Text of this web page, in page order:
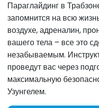
Параглайдинг в
запомнится на всю
воздухе, адреналин,
вашего тела – все это
незабываемым.
проведут вас через
максимальную
Узунгелем.